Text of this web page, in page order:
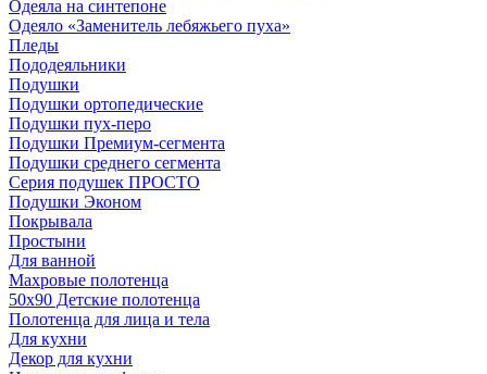
Одеяла на синтепоне
Одеяло «Заменитель лебяжьего пуха»
Пледы
Пододеяльники
Подушки
Подушки ортопедические
Подушки пух-перо
Подушки Премиум-сегмента
Подушки среднего сегмента
Серия подушек ПРОСТО
Подушки Эконом
Покрывала
Простыни
Для ванной
Махровые полотенца
50х90 Детские полотенца
Полотенца для лица и тела
Для кухни
Декор для кухни